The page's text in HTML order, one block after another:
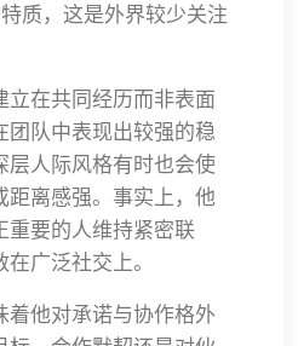
质，这是外界较少关注
立在共同经历而非表面
团队中表现出较强的稳
层人际风格有时也会使
距离感强。事实上，他
重要的人维持紧密联
广泛社交上。
着他对承诺与协作格外